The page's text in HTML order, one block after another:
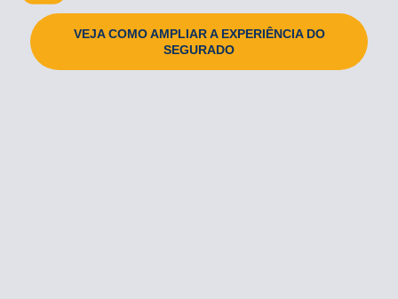
VEJA COMO AMPLIAR A EXPERIÊNCIA DO
SEGURADO